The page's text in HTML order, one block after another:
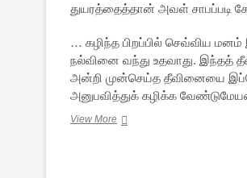
துயரத்தைத்தான் அவள் சாபப்படி
… கழிந்த பிறப்பில் செவ்விய
நல்வினை வந்து உதவாது. இந்தத்
அன்றி முன்செய்த தீவினையை
அனுபவித்துக் கழிக்க
View Moreஇம்மைச்